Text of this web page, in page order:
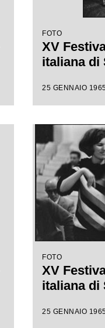
FOTO
XV
italiana di
25 GENNAIO
FOTO
XV
italiana di
25 GENNAIO